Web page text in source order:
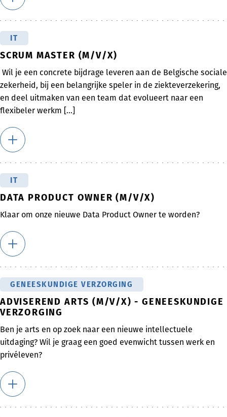
IT
SCRUM MASTER (M/V/X)
Wil je een concrete bijdrage leveren aan de Belgische sociale
zekerheid, bij een belangrijke speler in de ziekteverzekering,
en deel uitmaken van een team dat evolueert naar een
flexibeler werkm [...]
IT
DATA PRODUCT OWNER (M/V/X)
Klaar om onze nieuwe Data Product Owner te worden?
GENEESKUNDIGE VERZORGING
ADVISEREND ARTS (M/V/X) - GENEESKUNDIGE
VERZORGING
Ben je arts en op zoek naar een nieuwe intellectuele
uitdaging? Wil je graag een goed evenwicht tussen werk en
privéleven?